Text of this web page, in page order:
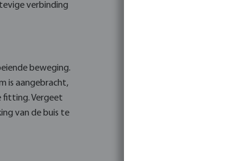
verbinding
beweging.
is aangebracht,
fitting. Vergeet
van de buis te